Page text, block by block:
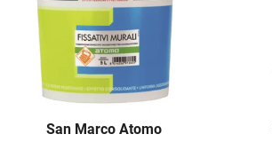
San Marco Atomo